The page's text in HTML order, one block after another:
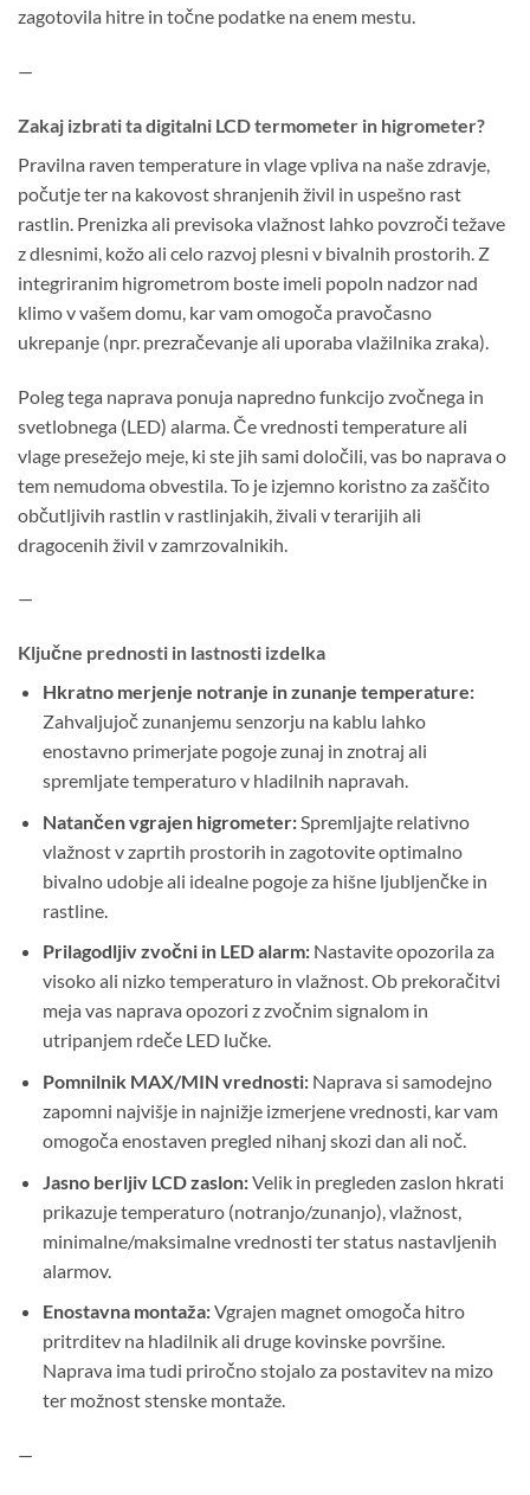
zagotovila hitre in točne podatke na enem mestu.
—
Zakaj izbrati ta digitalni LCD termometer in higrometer?
Pravilna raven temperature in vlage vpliva na naše zdravje,
počutje ter na kakovost shranjenih živil in uspešno rast
rastlin. Prenizka ali previsoka vlažnost lahko povzroči težave
z dlesnimi, kožo ali celo razvoj plesni v bivalnih prostorih. Z
integriranim higrometrom boste imeli popoln nadzor nad
klimo v vašem domu, kar vam omogoča pravočasno
ukrepanje (npr. prezračevanje ali uporaba vlažilnika zraka).
Poleg tega naprava ponuja napredno funkcijo zvočnega in
svetlobnega (LED) alarma. Če vrednosti temperature ali
vlage presežejo meje, ki ste jih sami določili, vas bo naprava o
tem nemudoma obvestila. To je izjemno koristno za zaščito
občutljivih rastlin v rastlinjakih, živali v terarijih ali
dragocenih živil v zamrzovalnikih.
—
Ključne prednosti in lastnosti izdelka
Hkratno merjenje notranje in zunanje temperature:
Zahvaljujoč zunanjemu senzorju na kablu lahko
enostavno primerjate pogoje zunaj in znotraj ali
spremljate temperaturo v hladilnih napravah.
Natančen vgrajen higrometer:Spremljajte relativno
vlažnost v zaprtih prostorih in zagotovite optimalno
bivalno udobje ali idealne pogoje za hišne ljubljenčke in
rastline.
Prilagodljiv zvočni in LED alarm:Nastavite opozorila za
visoko ali nizko temperaturo in vlažnost. Ob prekoračitvi
meja vas naprava opozori z zvočnim signalom in
utripanjem rdeče LED lučke.
Pomnilnik MAX/MIN vrednosti:Naprava si samodejno
zapomni najvišje in najnižje izmerjene vrednosti, kar vam
omogoča enostaven pregled nihanj skozi dan ali noč.
Jasno berljiv LCD zaslon:Velik in pregleden zaslon hkrati
prikazuje temperaturo (notranjo/zunanjo), vlažnost,
minimalne/maksimalne vrednosti ter status nastavljenih
alarmov.
Enostavna montaža:Vgrajen magnet omogoča hitro
pritrditev na hladilnik ali druge kovinske površine.
Naprava ima tudi priročno stojalo za postavitev na mizo
ter možnost stenske montaže.
—